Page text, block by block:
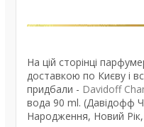
На цій сторінці
доставкою по Києву і
придбали - Davidoff
вода 90 ml. (Давідофф
Народження, Новий